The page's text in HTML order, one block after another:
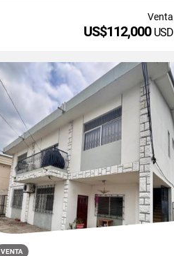
Venta
US$112,000 USD
VENTA